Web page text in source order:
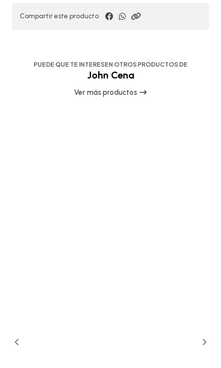
Compartir este producto
PUEDE QUE TE INTERESEN OTROS PRODUCTOS DE
John Cena
Ver más productos